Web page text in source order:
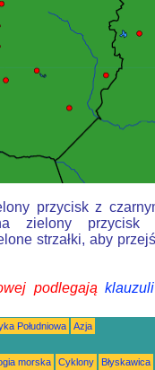
przycisk z
zielony przycisk
strzałki, aby
podlegają
Południowa
Azja
morska Cyklony Błyskawica